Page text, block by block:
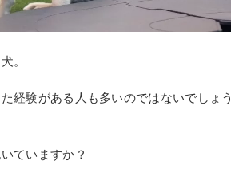
。
経験がある人も多いのではないでしょう
ていますか？